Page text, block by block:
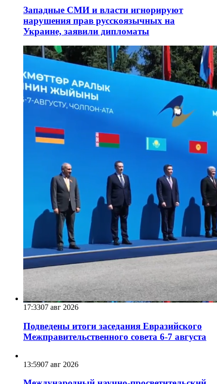
Западные СМИ и власти игнорируют
нарушения прав русскоязычных на
Украине, заявили дипломаты
17:3307 авг 2026
Подведены итоги заседания Евразийского
Межправительственного совета 6-7 августа
13:5907 авг 2026